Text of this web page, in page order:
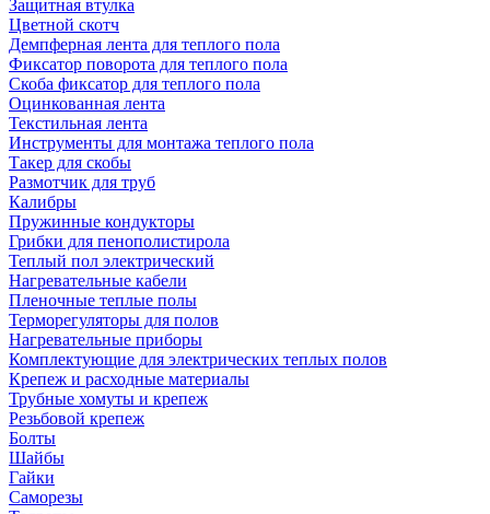
Защитная втулка
Цветной скотч
Демпферная лента для теплого пола
Фиксатор поворота для теплого пола
Скоба фиксатор для теплого пола
Оцинкованная лента
Текстильная лента
Инструменты для монтажа теплого пола
Такер для скобы
Размотчик для труб
Калибры
Пружинные кондукторы
Грибки для пенополистирола
Теплый пол электрический
Нагревательные кабели
Пленочные теплые полы
Терморегуляторы для полов
Нагревательные приборы
Комплектующие для электрических теплых полов
Крепеж и расходные материалы
Трубные хомуты и крепеж
Резьбовой крепеж
Болты
Шайбы
Гайки
Саморезы